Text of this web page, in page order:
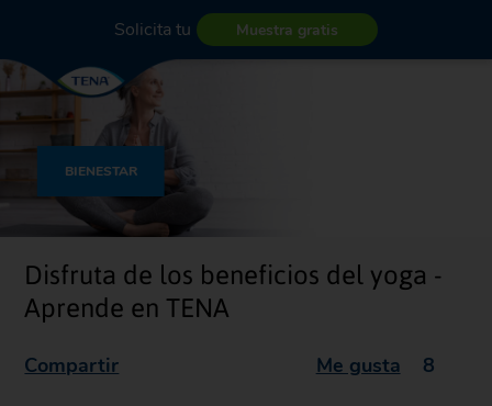
Solicita tu Muestra gratis
BIENESTAR
Disfruta de los beneficios del yoga -
Aprende en TENA
Compartir Me gusta 8